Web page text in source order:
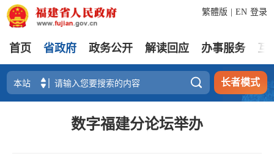
登录
繁體版 EN
首页 省政府 政务公开 解读回应 办事服务 互
 长者模式
数字福建分论坛举办